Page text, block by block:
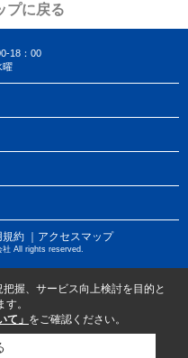
プに戻る
18：00
曜
規約 ｜アクセスマップ
All rights reserved.
握、サービス向上検討を目的と
。
て」 をご確認ください。